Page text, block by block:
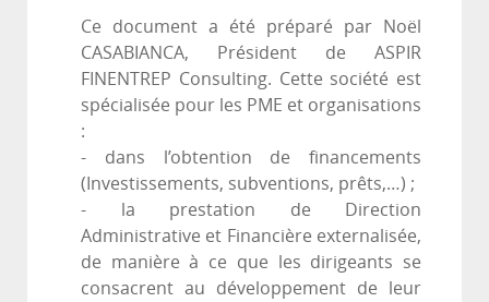
Ce document a été préparé par Noël
CASABIANCA, Président de ASPIR
FINENTREP Consulting. Cette société est
spécialisée pour les PME et organisations
:
- dans l’obtention de financements
(Investissements, subventions, prêts,…) ;
- la prestation de Direction
Administrative et Financière externalisée,
de manière à ce que les dirigeants se
consacrent au développement de leur